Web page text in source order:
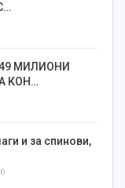
МИЛИОНИ
КОН…
и за спинови,